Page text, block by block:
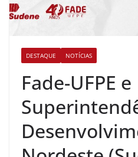
DESTAQUE NOTÍCIAS
Fade-UFPE e